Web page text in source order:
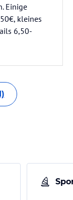
Einige
kleines
6,50-